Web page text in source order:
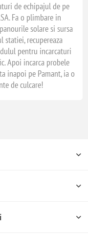
de echipajul de pe
Fa o plimbare in
solare si sursa
statiei, recupereaza
pentru incarcaturi
Apoi incarca probele
inapoi pe Pamant, ia o
de culcare!